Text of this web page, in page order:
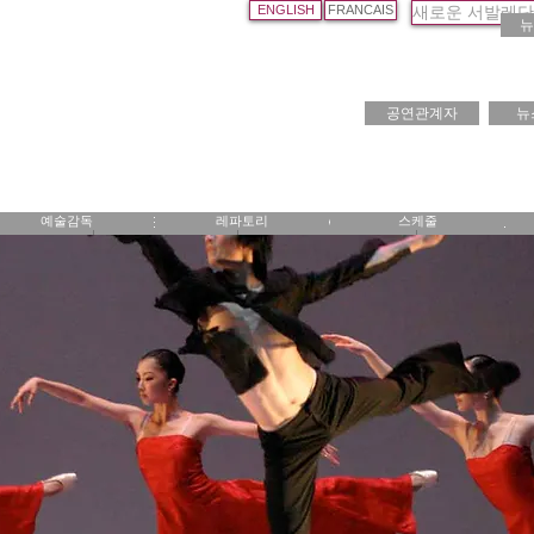
ENGLISH FRANCAIS 새로운 서발레
SEO REPERTOIRE PROGRAMMATION LES
공연관계자 뉴
예술감독 레파토리 스케줄